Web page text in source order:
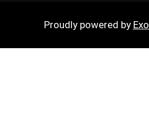
Proudly powered by Exo